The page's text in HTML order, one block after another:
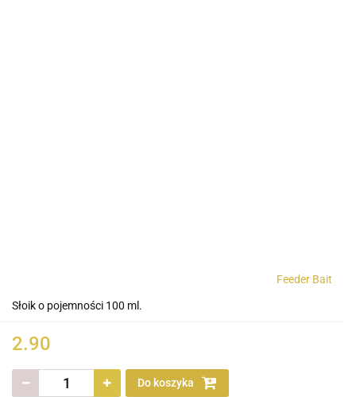
Feeder Bait
Słoik o pojemności 100 ml.
2.90
Do koszyka